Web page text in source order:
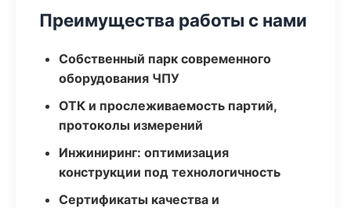
Преимущества работы с нами
Собственный парк современного
оборудования ЧПУ
ОТК и прослеживаемость партий,
протоколы измерений
Инжиниринг: оптимизация
конструкции под технологичность
Сертификаты качества и